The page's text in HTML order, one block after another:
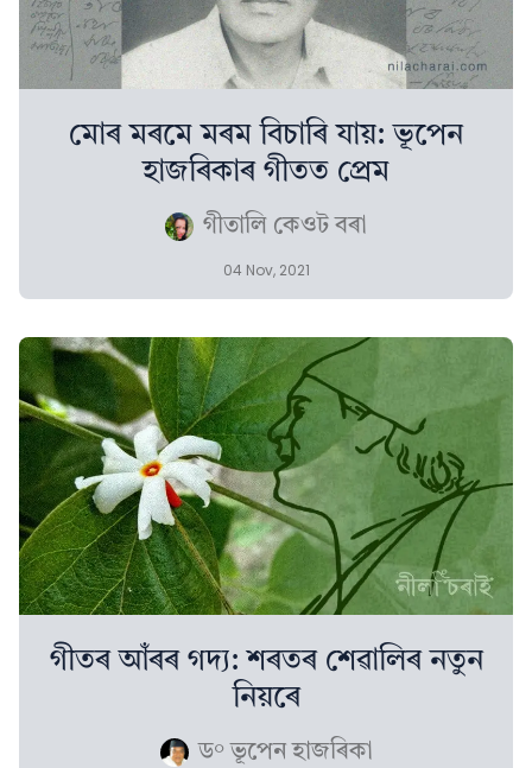
মোৰ মৰমে মৰম বিচাৰি যায়: ভূপেন
হাজৰিকাৰ গীতত প্ৰেম
গীতালি কেওট বৰা
04 Nov, 2021
গীতৰ আঁৰৰ গদ্য: শৰতৰ শেৱালিৰ নতুন
নিয়ৰে
ড° ভূপেন হাজৰিকা